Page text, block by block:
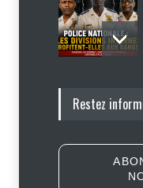
Restez